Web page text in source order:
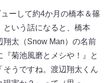
ーして約4か月の橋本＆篠
いう話になると、橋本
翔太（Snow Man）の名前
菊池風磨とメシや！』と
うですね。渡辺翔太くん